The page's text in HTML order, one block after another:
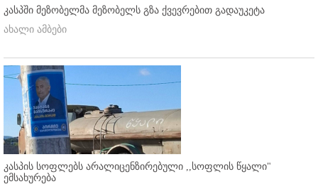
კასპში მეზობელმა მეზობელს გზა ქვევრებით გადაუკეტა
ახალი ამბები
კასპის სოფლებს არალიცენზირებული ,,სოფლის წყალი"
ემსახურება